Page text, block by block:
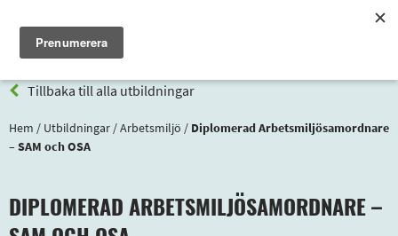
Meny
Tillbaka till alla utbildningar
Hem / Utbildningar /Arbetsmiljö / Diplomerad Arbetsmiljösamordnare
– SAM och OSA
DIPLOMERAD ARBETSMILJÖSAMORDNARE –